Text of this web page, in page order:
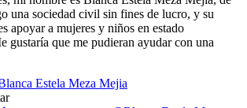
una sociedad civil sin fines de lucro, y su
apoyar a mujeres y niños en estado
gustaría que me pudieran ayudar con una
Estela Meza Mejia